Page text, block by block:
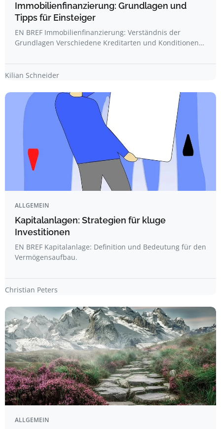
Immobilienfinanzierung: Grundlagen und
Tipps für Einsteiger
EN BREF Immobilienfinanzierung: Verständnis der
Grundlagen Verschiedene Kreditarten und Konditionen…
Kilian Schneider
ALLGEMEIN
Kapitalanlagen: Strategien für kluge
Investitionen
EN BREF Kapitalanlage: Definition und Bedeutung für den
Vermögensaufbau.
Christian Peters
ALLGEMEIN